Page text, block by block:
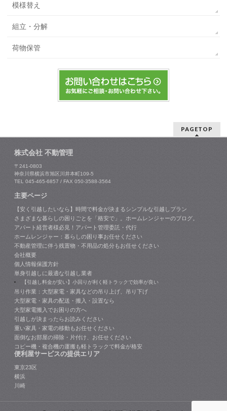
模様替え
組立・分解
荷物保管
PAGETOP
株式会社 不動管理
〒241-0803
神奈川県横浜市旭区川井本町109-5
TEL 045-465-6857 / FAX 050-3588-3564
主要ページ
【安く引越したいなら】時間で料金が決まるシンプルな引越しプラン
さまざまな暮らしの困りごとを「格安で」。ホームレンジャーのブログ。
アパート経営者様必見！アパート管理委託・代行
ホームレンジャー：暮らしの困り事お任せください
不動産管理に伴う残置物・不用品の処分もお任せください
会社概要
個人情報保護方針
単身引越しに最適な引越し業者
【引越し料金が安い】小回りが利く軽トラックで効率が良い
吊り作業：大型家電・家具などの吊り上げ、吊り下げ
大型家電・家具の配送・搬入・設置なら
大型家電搬入でお困りの方へ
引越しが決まったらお読みください
重い家具・家電の移動もお任せください
面倒なお部屋の掃除・片付け、お任せください
コピー機・複合機の運搬も軽トラックで料金が格安
便利屋サービスの提供エリア
東京23区
横浜
川崎